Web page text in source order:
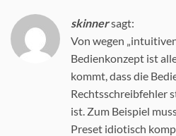
skinnersagt:
Von wegen
Bedienkonzept ist
kommt, dass die
Rechtsschreibfehler
ist. Zum Beispiel
Preset idiotisch